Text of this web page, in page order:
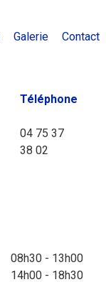
Galerie Contact
Téléphone
04 75 37
38 02
08h30 - 13h00
14h00 - 18h30